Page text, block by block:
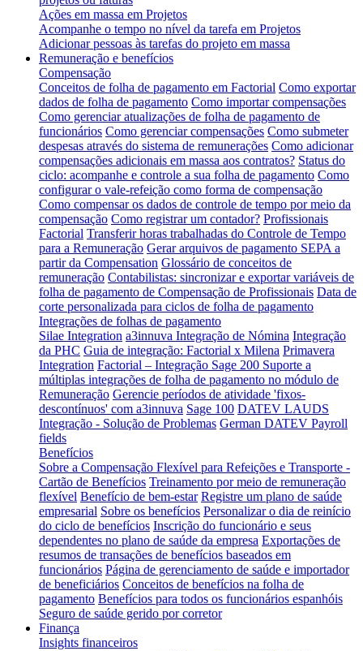
Ações em massa em Projetos
Acompanhe o tempo no nível da tarefa em Projetos
Adicionar pessoas às tarefas do projeto em massa
Remuneração e benefícios
Compensação
Conceitos de folha de pagamento em Factorial Como exportar
dados de folha de pagamento Como importar compensações
Como gerenciar atualizações de folha de pagamento de
funcionários Como gerenciar compensações Como submeter
despesas através do sistema de remunerações Como adicionar
compensações adicionais em massa aos contratos? Status do
ciclo: acompanhe e controle a sua folha de pagamento Como
configurar o vale-refeição como forma de compensação
Como compensar os dados de controle de tempo por meio da
compensação Como registrar um contador? Profissionais
Factorial Transferir horas trabalhadas do Controle de Tempo
para a Remuneração Gerar arquivos de pagamento SEPA a
partir da Compensation Glossário de conceitos de
remuneração Contabilistas: sincronizar e exportar variáveis de
folha de pagamento de Compensação de Profissionais Data de
corte personalizada para ciclos de folha de pagamento
Integrações de folhas de pagamento
Silae Integration a3innuva Integração de Nómina Integração
da PHC Guia de integração: Factorial x Milena Primavera
Integration Factorial – Integração Sage 200 Suporte a
múltiplas integrações de folha de pagamento no módulo de
Remuneração Gerencie períodos de atividade 'fixos-
descontínuos' com a3innuva Sage 100 DATEV LAUDS
Integração - Solução de Problemas German DATEV Payroll
fields
Benefícios
Sobre a Compensação Flexível para Refeições e Transporte -
Cartão de Benefícios Treinamento por meio de remuneração
flexível Benefício de bem-estar Registre um plano de saúde
empresarial Sobre os benefícios Personalizar o dia de reinício
do ciclo de benefícios Inscrição do funcionário e seus
dependentes no plano de saúde da empresa Exportações de
resumos de transações de benefícios baseados em
funcionários Página de gerenciamento de saúde e importador
de beneficiários Conceitos de benefícios na folha de
pagamento Benefícios para todos os funcionários espanhóis
Seguro de saúde gerido por corretor
Finança
Insights financeiros